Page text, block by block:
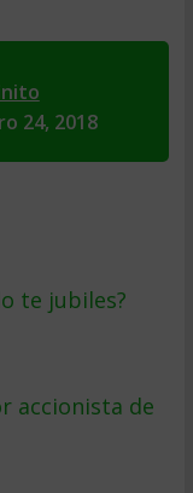
24, 2018
te jubiles?
accionista de